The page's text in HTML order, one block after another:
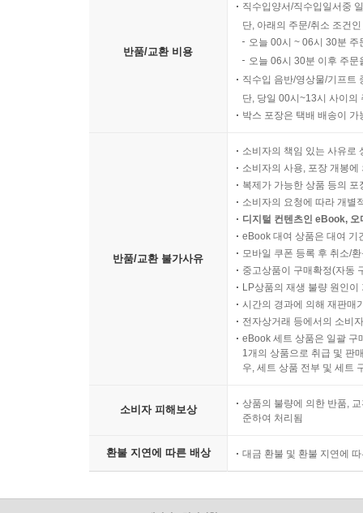
반품/교환 비용
직수입양서/직수입일서중
단, 아래의 주문/취소 조건
오늘 00시 ~ 06시 30분
오늘 06시 30분 이후 주
직수입 음반/영상물/기프트
단, 당일 00시~13시 사이의
박스 포장은 택배 배송이
반품/교환 불가사유
소비자의 책임 있는 사유로
소비자의 사용, 포장 개봉
복제가 가능한 상품 등의
소비자의 요청에 따라 개별
디지털 컨텐츠인 eBook,
eBook 대여 상품은 대여 기
모바일 쿠폰 등록 후 취소/
중고상품이 구매확정(자동
LP상품의 재생 불량 원인
시간의 경과에 의해 재판매
전자상거래 등에서의 소비
eBook 세트 상품은 일괄 구
1개의 상품으로 취급 및 판
우, 세트 상품 전부 및 세트
소비자 피해보상
상품의 불량에 의한 반품,
준하여 처리됨
환불 지연에 따른 배상 대금 환불 및 환불 지연에